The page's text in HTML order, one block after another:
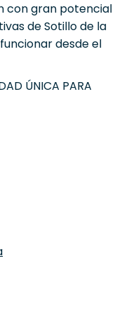
con gran potencial
de Sotillo de la
desde el
ÚNICA PARA